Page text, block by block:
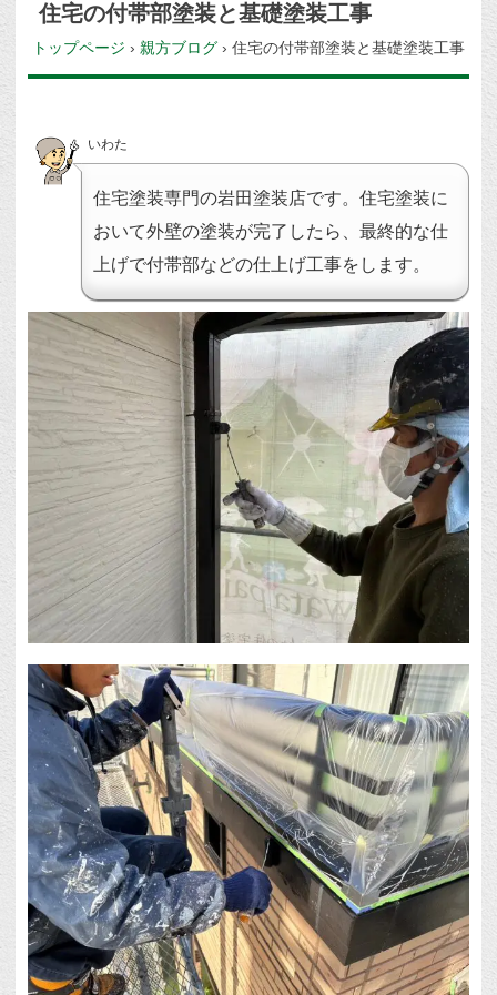
住宅の付帯部塗装と基礎塗装工事
トップページ › 親方ブログ › 住宅の付帯部塗装と基礎塗装工事
いわた
住宅塗装専門の岩田塗装店です。住宅塗装に
おいて外壁の塗装が完了したら、最終的な仕
上げで付帯部などの仕上げ工事をします。